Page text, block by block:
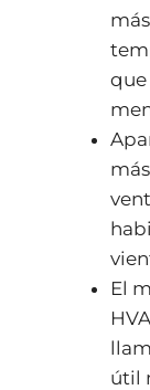
que
El
útil